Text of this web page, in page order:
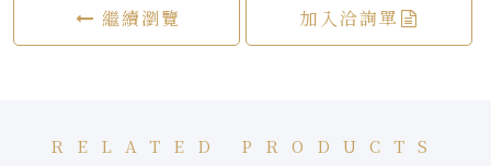
繼續瀏覽 加入洽詢單
RELATED PRODUCTS